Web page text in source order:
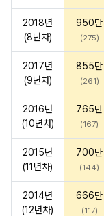
2018년
(8년차)
950만
(275)
2017년
(9년차)
855만
(261)
2016년
(10년차)
765만
(167)
2015년
(11년차)
700만
(144)
2014년
(12년차)
666만
(117)